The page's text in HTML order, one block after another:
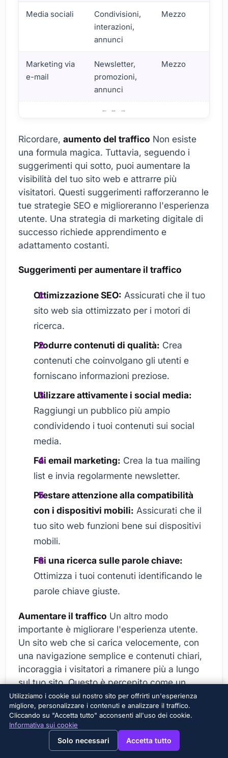
View this page in English? ×
Media sociali
Condivisioni,
interazioni,
annunci
Mezzo
Marketing via
e-mail
Newsletter,
promozioni,
annunci
Mezzo
Ricordare, aumento del traffico Non esiste
una formula magica. Tuttavia, seguendo i
suggerimenti qui sotto, puoi aumentare la
visibilità del tuo sito web e attrarre più
visitatori. Questi suggerimenti rafforzeranno le
tue strategie SEO e miglioreranno l'esperienza
utente. Una strategia di marketing digitale di
successo richiede apprendimento e
adattamento costanti.
Suggerimenti per aumentare il traffico
Ottimizzazione SEO: Assicurati che il tuo
sito web sia ottimizzato per i motori di
ricerca.
Produrre contenuti di qualità: Crea
contenuti che coinvolgano gli utenti e
forniscano informazioni preziose.
Utilizzare attivamente i social media:
Raggiungi un pubblico più ampio
condividendo i tuoi contenuti sui social
media.
Fai email marketing: Crea la tua mailing
list e invia regolarmente newsletter.
Prestare attenzione alla compatibilità
con i dispositivi mobili: Assicurati che il
tuo sito web funzioni bene sui dispositivi
mobili.
Fai una ricerca sulle parole chiave:
Ottimizza i tuoi contenuti identificando le
parole chiave giuste.
Aumentare il traffico Un altro modo
importante è migliorare l'esperienza utente.
Un sito web che si carica velocemente, con
una navigazione semplice e contenuti chiari,
incoraggia i visitatori a rimanere più a lungo
sul tuo sito. Questo è percepito come un
segnale positivo dai motori di ricerca e
migliora il tuo posizionamento. Puoi anche
coinvolgere maggiormente i tuoi visitatori
utilizzando contenuti interattivi.
Utilizziamo i cookie sul nostro sito per offrirti un'esperienza
migliore, personalizzare i contenuti e analizzare il traffico.
Cliccando su "Accetta tutto" acconsenti all'uso dei cookie.
Informativa sui cookie
Solo necessari Accetta tutto